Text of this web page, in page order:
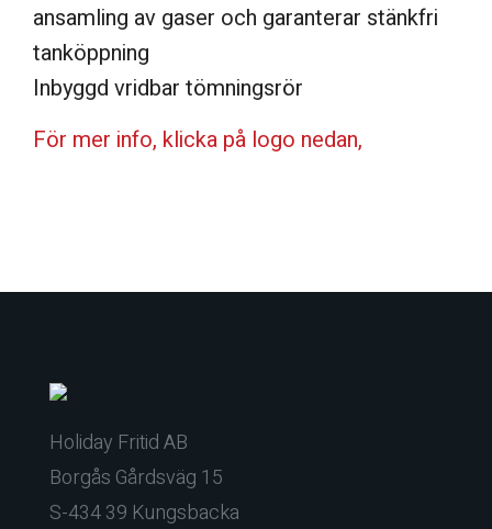
ansamling av gaser och garanterar stänkfri
tanköppning
Inbyggd vridbar tömningsrör
För mer info, klicka på logo nedan,
Holiday Fritid AB
Borgås Gårdsväg 15
S-434 39 Kungsbacka